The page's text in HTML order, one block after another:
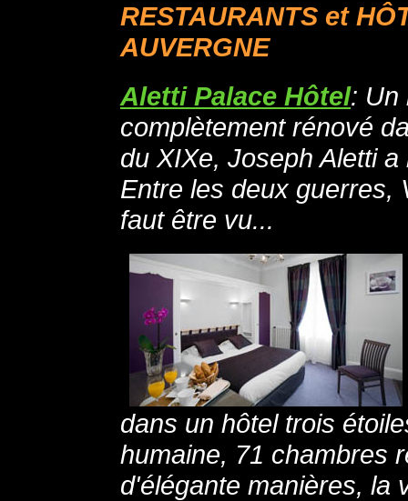
RESTAURANTS et
AUVERGNE
Aletti Palace Hôtel: Un
complètement rénové
du XIXe, Joseph Aletti
Entre les deux guerres,
faut être vu...
dans un hôtel trois
humaine, 71 chambres
d'élégante manières, la